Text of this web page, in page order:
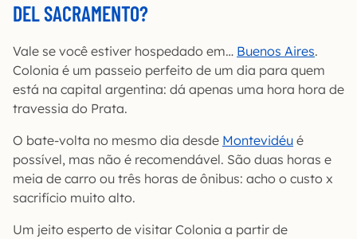
DEL SACRAMENTO?
Vale se você estiver hospedado em… Buenos Aires.
Colonia é um passeio perfeito de um dia para quem
está na capital argentina: dá apenas uma hora hora de
travessia do Prata.
O bate-volta no mesmo dia desde Montevidéu é
possível, mas não é recomendável. São duas horas e
meia de carro ou três horas de ônibus: acho o custo x
sacrifício muito alto.
Um jeito esperto de visitar Colonia a partir de